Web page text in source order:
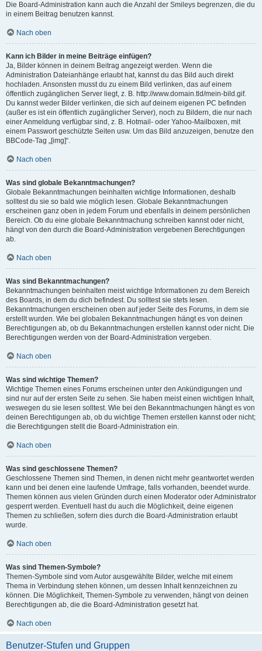
Die Board-Administration kann auch die Anzahl der Smileys begrenzen, die du
in einem Beitrag benutzen kannst.
Nach oben
Kann ich Bilder in meine Beiträge einfügen?
Ja, Bilder können in deinem Beitrag angezeigt werden. Wenn die
Administration Dateianhänge erlaubt hat, kannst du das Bild auch direkt
hochladen. Ansonsten musst du zu einem Bild verlinken, das auf einem
öffentlich zugänglichen Server liegt, z. B. http://www.domain.tld/mein-bild.gif.
Du kannst weder Bilder verlinken, die sich auf deinem eigenen PC befinden
(außer es ist ein öffentlich zugänglicher Server), noch zu Bildern, die nur nach
einer Anmeldung verfügbar sind, z. B. Hotmail- oder Yahoo-Mailboxen, mit
einem Passwort geschützte Seiten usw. Um das Bild anzuzeigen, benutze den
BBCode-Tag „[img]“.
Nach oben
Was sind globale Bekanntmachungen?
Globale Bekanntmachungen beinhalten wichtige Informationen, deshalb
solltest du sie so bald wie möglich lesen. Globale Bekanntmachungen
erscheinen ganz oben in jedem Forum und ebenfalls in deinem persönlichen
Bereich. Ob du eine globale Bekanntmachung schreiben kannst oder nicht,
hängt von den durch die Board-Administration vergebenen Berechtigungen
ab.
Nach oben
Was sind Bekanntmachungen?
Bekanntmachungen beinhalten meist wichtige Informationen zu dem Bereich
des Boards, in dem du dich befindest. Du solltest sie stets lesen.
Bekanntmachungen erscheinen oben auf jeder Seite des Forums, in dem sie
erstellt wurden. Wie bei globalen Bekanntmachungen hängt es von deinen
Berechtigungen ab, ob du Bekanntmachungen erstellen kannst oder nicht. Die
Berechtigungen werden von der Board-Administration vergeben.
Nach oben
Was sind wichtige Themen?
Wichtige Themen eines Forums erscheinen unter den Ankündigungen und
sind nur auf der ersten Seite zu sehen. Sie haben meist einen wichtigen Inhalt,
weswegen du sie lesen solltest. Wie bei den Bekanntmachungen hängt es von
deinen Berechtigungen ab, ob du wichtige Themen erstellen kannst oder nicht;
die Berechtigungen stellt die Board-Administration ein.
Nach oben
Was sind geschlossene Themen?
Geschlossene Themen sind Themen, in denen nicht mehr geantwortet werden
kann und bei denen eine laufende Umfrage, falls vorhanden, beendet wurde.
Themen können aus vielen Gründen durch einen Moderator oder Administrator
gesperrt werden. Eventuell hast du auch die Möglichkeit, deine eigenen
Themen zu schließen, sofern dies durch die Board-Administration erlaubt
wurde.
Nach oben
Was sind Themen-Symbole?
Themen-Symbole sind vom Autor ausgewählte Bilder, welche mit einem
Thema in Verbindung stehen können, um dessen Inhalt kennzeichnen zu
können. Die Möglichkeit, Themen-Symbole zu verwenden, hängt von deinen
Berechtigungen ab, die die Board-Administration gesetzt hat.
Nach oben
Benutzer-Stufen und Gruppen